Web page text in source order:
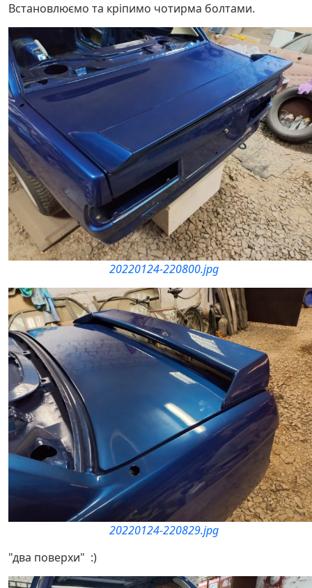
Встановлюємо та кріпимо чотирма болтами.
20220124-220800.jpg
20220124-220829.jpg
"два поверхи" :)